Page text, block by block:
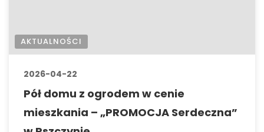
AKTUALNOŚCI
2026-04-22
Pół domu z ogrodem w cenie
mieszkania – „PROMOCJA Serdeczna”